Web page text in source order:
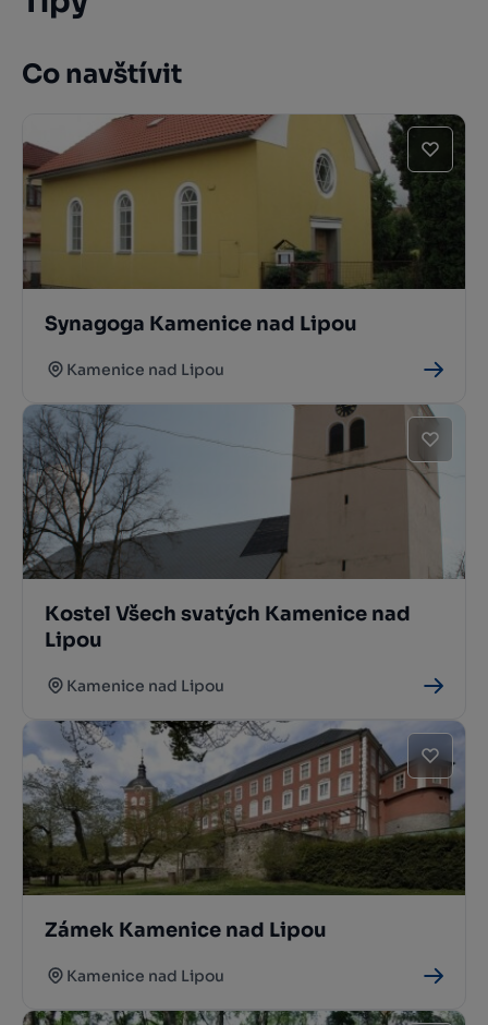
Co navštívit
Synagoga Kamenice nad Lipou
Kamenice nad Lipou
Kostel Všech svatých Kamenice nad
Lipou
Kamenice nad Lipou
Zámek Kamenice nad Lipou
Kamenice nad Lipou